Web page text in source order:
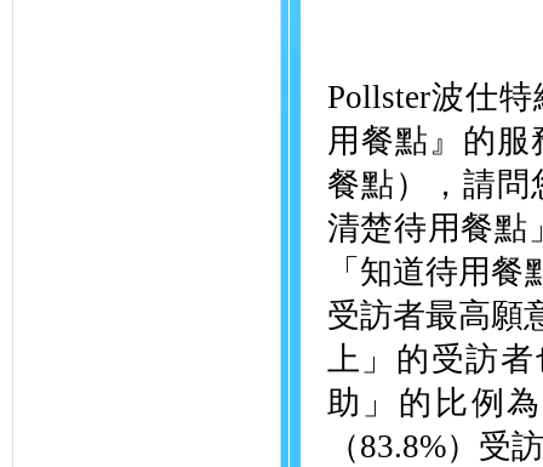
Pollster波仕
用餐點』的
餐點），請問
清楚待用餐點
「知道待用
受訪者最高願
上」的受訪
助」的比例
（83.8%）受